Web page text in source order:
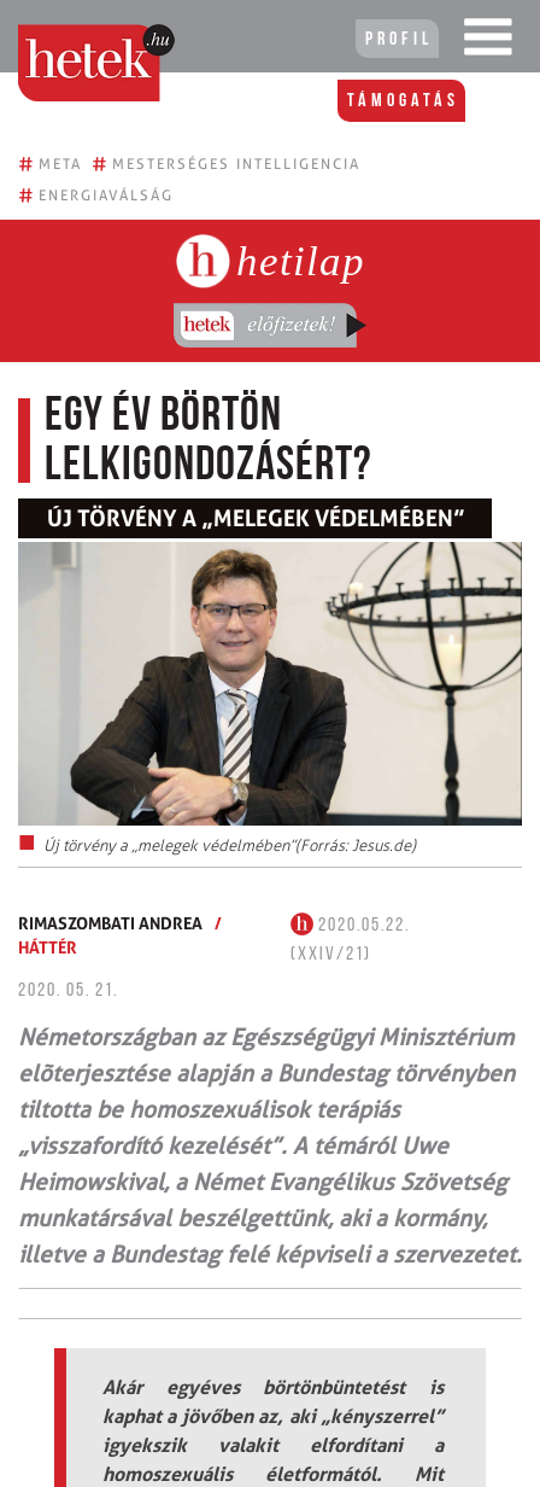
Profil
Támogatás
# META # MESTERSÉGES INTELLIGENCIA
# ENERGIAVÁLSÁG
hetilap
Egy év börtön
lelkigondozásért?
ÚJ TÖRVÉNY A „MELEGEK VÉDELMÉBEN”
Új törvény a „melegek védelmében”(Forrás: Jesus.de)
RIMASZOMBATI ANDREA /
HÁTTÉR
2020.05.22.
(XXIV/21)
2020. 05. 21.
Németországban az Egészségügyi Minisztérium
elõterjesztése alapján a Bundestag törvényben
tiltotta be homoszexuálisok terápiás
„visszafordító kezelését”. A témáról Uwe
Heimowskival, a Német Evangélikus Szövetség
munkatársával beszélgettünk, aki a kormány,
illetve a Bundestag felé képviseli a szervezetet.
Akár egyéves börtönbüntetést is
kaphat a jövőben az, aki „kényszerrel”
igyekszik valakit elfordítani a
homoszexuális életformától. Mit